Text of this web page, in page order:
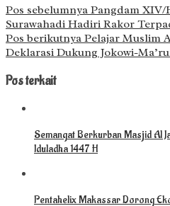
Pos sebelumnya Pangdam
Surawahadi Hadiri Rakor
Pos berikutnya Pelajar Muslim
Deklarasi Dukung Jokowi-
Pos terkait
Semangat Berkurban Masjid Al
Iduladha 1447 H
Pentahelix Makassar Dorong